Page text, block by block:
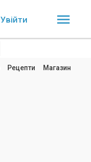
Увійти
Рецепти Магазин